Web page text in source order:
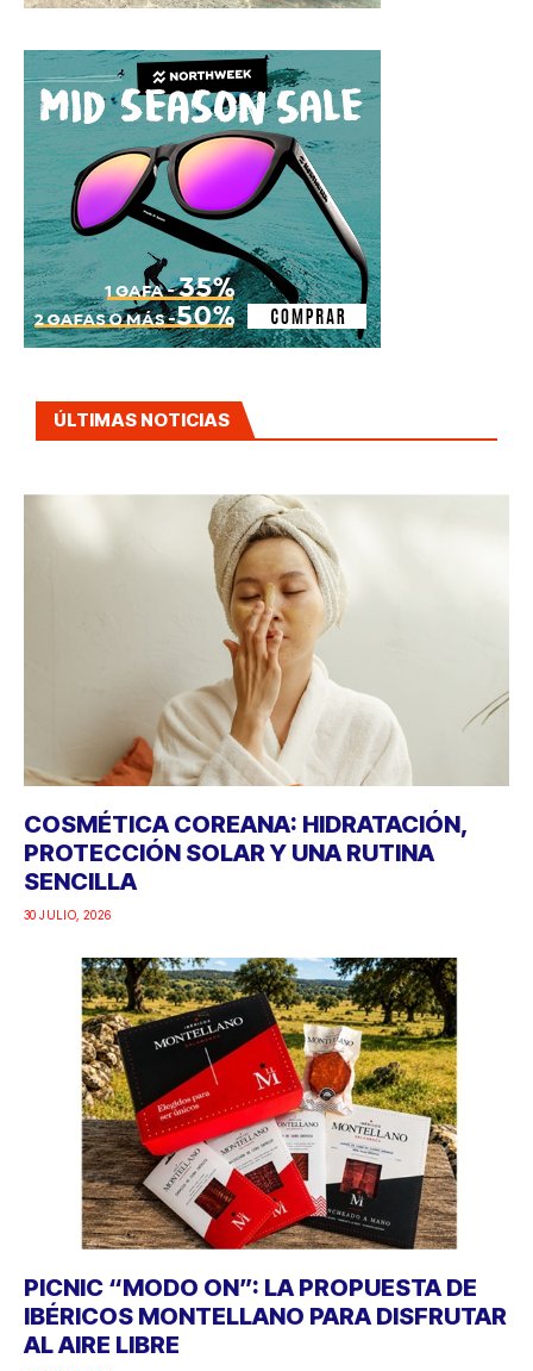
ÚLTIMAS NOTICIAS
COSMÉTICA COREANA: HIDRATACIÓN,
PROTECCIÓN SOLAR Y UNA RUTINA
SENCILLA
30 JULIO, 2026
PICNIC “MODO ON”: LA PROPUESTA DE
IBÉRICOS MONTELLANO PARA DISFRUTAR
AL AIRE LIBRE